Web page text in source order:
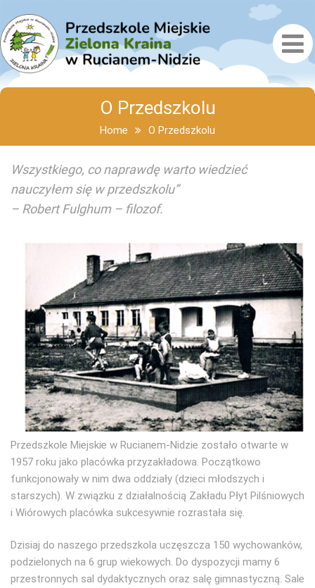
O Przedszkolu
Home O Przedszkolu
Wszystkiego, co naprawdę warto wiedzieć
nauczyłem się w przedszkolu”
– Robert Fulghum – filozof.
Przedszkole Miejskie w Rucianem-Nidzie zostało otwarte w
1957 roku jako placówka przyzakładowa. Początkowo
funkcjonowały w nim dwa oddziały (dzieci młodszych i
starszych). W związku z działalnością Zakładu Płyt Pilśniowych
i Wiórowych placówka sukcesywnie rozrastała się.
Dzisiaj do naszego przedszkola uczęszcza 150 wychowanków,
podzielonych na 6 grup wiekowych. Do dyspozycji mamy 6
przestronnych sal dydaktycznych oraz salę gimnastyczną. Sale